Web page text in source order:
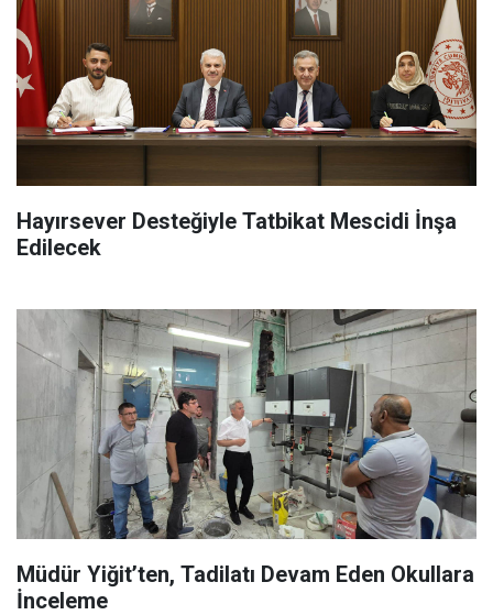
Hayırsever Desteğiyle Tatbikat Mescidi İnşa
Edilecek
Müdür Yiğit’ten, Tadilatı Devam Eden Okullara
İnceleme